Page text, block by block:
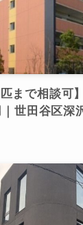
匹まで相談可
世田谷区深